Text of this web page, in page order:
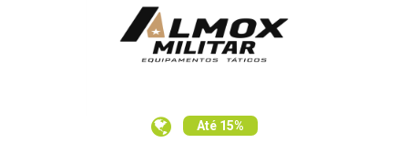
Até 15%